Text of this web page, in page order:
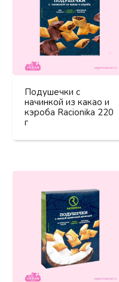
Подушечки с
начинкой из какао и
кэроба Racionika 220
г